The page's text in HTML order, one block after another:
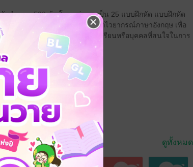
ดจำนวน 500 ข้อ โดยแบ่งออกเป็น 25 แบบฝึกหัด แบบฝึกหัด
ทำแบบฝึกหัดด้านคำศัพท์และหลักไวยากรณ์ภาษาอังกฤษ เพื่อ
CU-TEP และ TOEIC สำหรับนักเรียนหรือบุคคลที่สนใจในการ
ดูทั้งหมด